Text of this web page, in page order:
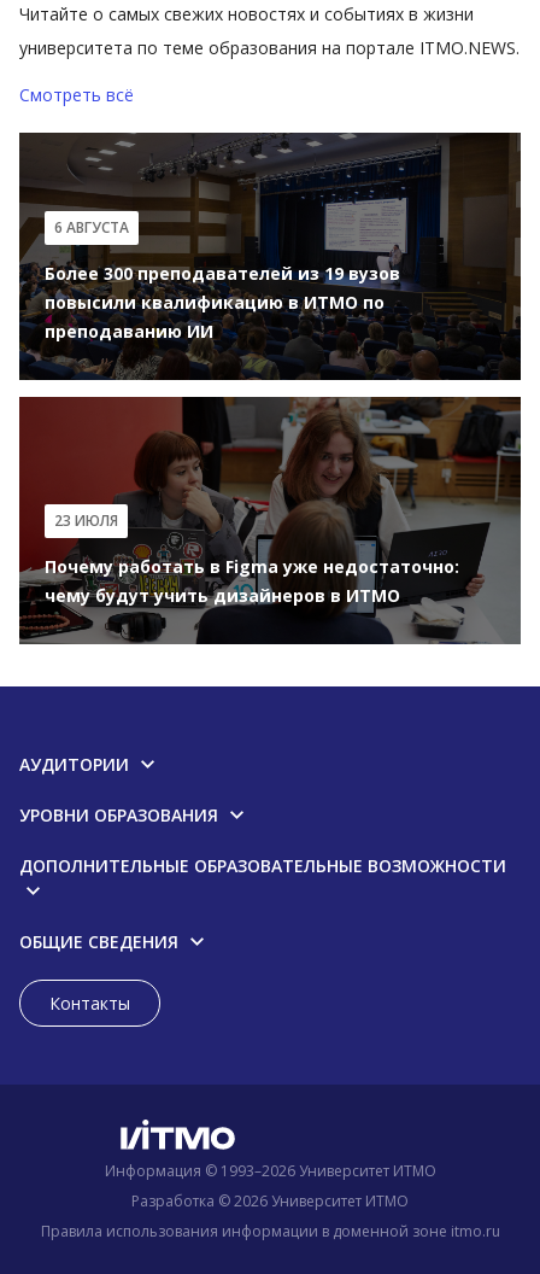
Читайте о самых свежих новостях и событиях в жизни
университета по теме образования на портале ITMO.NEWS.
Смотреть всё
6 АВГУСТА
Более 300 преподавателей из 19 вузов
повысили квалификацию в ИТМО по
преподаванию ИИ
23 ИЮЛЯ
Почему работать в Figma уже недостаточно:
чему будут учить дизайнеров в ИТМО
АУДИТОРИИ
УРОВНИ ОБРАЗОВАНИЯ
ДОПОЛНИТЕЛЬНЫЕ ОБРАЗОВАТЕЛЬНЫЕ ВОЗМОЖНОСТИ
ОБЩИЕ СВЕДЕНИЯ
Контакты
Информация © 1993–2026 Университет ИТМО
Разработка © 2026 Университет ИТМО
Правила использования информации в доменной зоне itmo.ru